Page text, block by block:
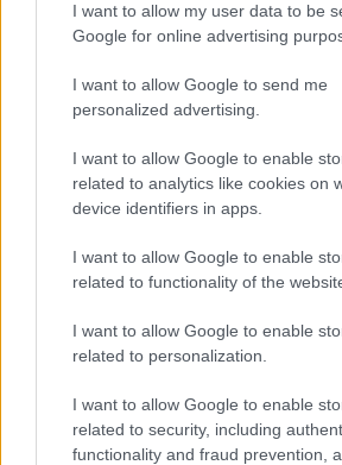
I want to allow my user data to be
Google for online advertising
I want to allow Google to send me
personalized advertising.
I want to allow Google to enable
related to analytics like cookies on
device identifiers in apps.
I want to allow Google to enable
related to functionality of the
I want to allow Google to enable
related to personalization.
I want to allow Google to enable
related to security, including
functionality and fraud prevention,
Don Antonio Mazzi: l’ultimo saluto a
emozioni e canti
Marco Tessari · 3 Ago 2026
NEWS